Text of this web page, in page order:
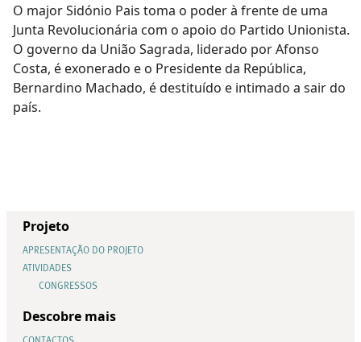
O major Sidónio Pais toma o poder à frente de uma
Junta Revolucionária com o apoio do Partido Unionista.
O governo da União Sagrada, liderado por Afonso
Costa, é exonerado e o Presidente da República,
Bernardino Machado, é destituído e intimado a sair do
país.
Projeto
APRESENTAÇÃO DO PROJETO
ATIVIDADES
CONGRESSOS
Descobre mais